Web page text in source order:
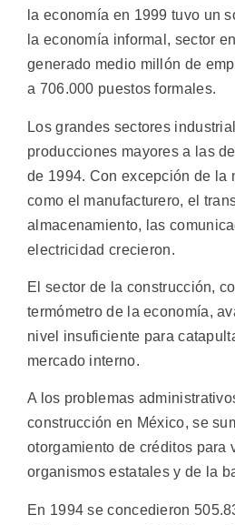
la economía en 1999 tuvo un
la economía informal, sector
generado medio millón de
a 706.000 puestos formales.
Los grandes sectores
producciones mayores a las
de 1994. Con excepción de la
como el manufacturero, el
almacenamiento, las
electricidad crecieron.
El sector de la construcción,
termómetro de la economía,
nivel insuficiente para
mercado interno.
A los problemas
construcción en México, se
otorgamiento de créditos para
organismos estatales y de la
En 1994 se concedieron